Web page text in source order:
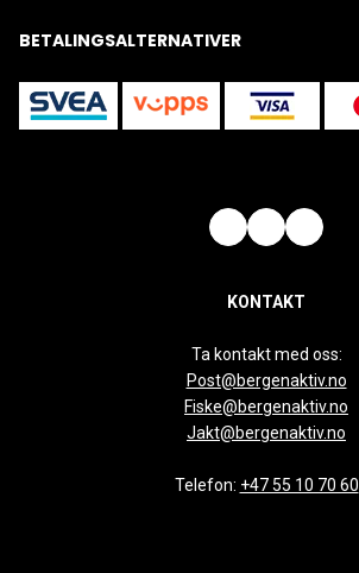
BETALINGSALTERNATIVER
KONTAKT
Ta kontakt med oss:
Post@bergenaktiv.no
Fiske@bergenaktiv.no
Jakt@bergenaktiv.no
Telefon: +47 55 10 70 60